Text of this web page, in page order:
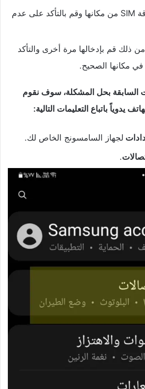
قم بإخراج بطاقة SIM من مكانها وقم بالتأكد على عدم
من ذلك قم بإدخالها مرة أخرى والتأكد
مكانها الصحيح.
السابقة بحل المشكلة، سوف نقوم
يدوياً باتباع التعليمات التالية:
لجهاز السامسونج الخاص لك.
.